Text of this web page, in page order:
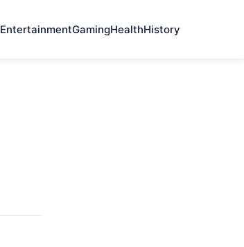
EntertainmentGamingHealthHistory